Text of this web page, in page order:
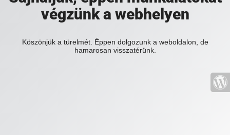
végzünk a webhelyen
Köszönjük a türelmét. Éppen dolgozunk a weboldalon, de
hamarosan visszatérünk.